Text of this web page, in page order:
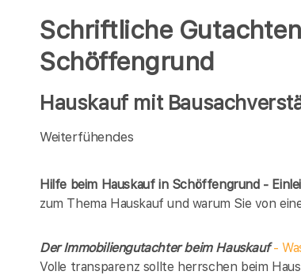
Schriftliche
Schöffengrund
Hauskauf mit
Weiterfühendes
Hilfe beim Hauskauf in Schöffengrund -
zum Thema Hauskauf und warum Sie von
Der Immobiliengutachter beim Hauskauf-
Volle transparenz sollte herrschen beim